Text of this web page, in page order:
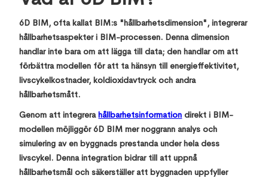
6D BIM, ofta kallat BIM:s "hållbarhetsdimension", integrerar
hållbarhetsaspekter i BIM-processen. Denna dimension
handlar inte bara om att lägga till data; den handlar om att
förbättra modellen för att ta hänsyn till energieffektivitet,
livscykelkostnader, koldioxidavtryck och andra
hållbarhetsmått.
Genom att integrerahållbarhetsinformation direkt i BIM-
modellen möjliggör 6D BIM mer noggrann analys och
simulering av en byggnads prestanda under hela dess
livscykel. Denna integration bidrar till att uppnå
hållbarhetsmål och säkerställer att byggnaden uppfyller